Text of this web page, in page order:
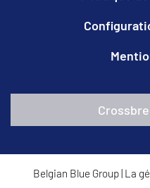
Belgian Blue Group| La